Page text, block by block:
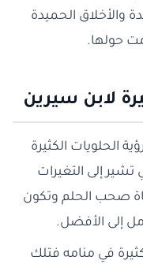
والأخلاق الحميدة
حولها.
لابن سيرين
الحلويات الكثيرة
تشير إلى التغيرات
صحب الحلم وتكون
إلى الأفضل.
في منامه فتلك